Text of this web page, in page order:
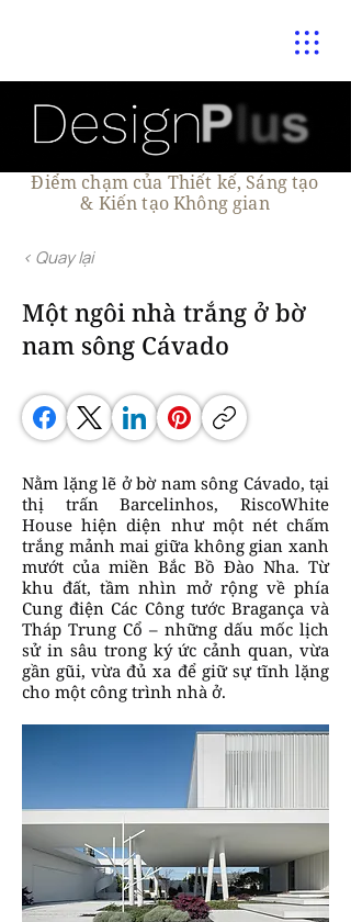
Điểm chạm của Thiết kế, Sáng tạo
& Kiến tạo Không gian
< Quay lại
Một ngôi nhà trắng ở bờ
nam sông Cávado
Nằm lặng lẽ ở bờ nam sông Cávado, tại
thị trấn Barcelinhos, RiscoWhite
House hiện diện như một nét chấm
trắng mảnh mai giữa không gian xanh
mướt của miền Bắc Bồ Đào Nha. Từ
khu đất, tầm nhìn mở rộng về phía
Cung điện Các Công tước Bragança và
Tháp Trung Cổ – những dấu mốc lịch
sử in sâu trong ký ức cảnh quan, vừa
gần gũi, vừa đủ xa để giữ sự tĩnh lặng
cho một công trình nhà ở.